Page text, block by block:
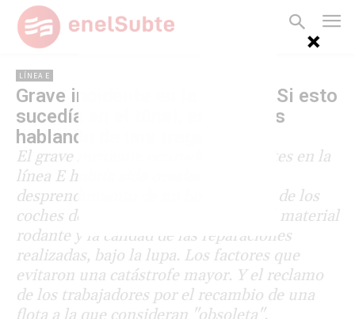
LÍNEA E
Grave incidente en la línea E: “Si esto
sucedía en el túnel, estaríamos
hablando de una tragedia”
El grave incidente ocurrido este martes en la
línea E habría sido ocasionado por el
desprendimiento de un bogie de uno de los
coches de la formación. El estado del material
rodante y la calidad de las reparaciones
realizadas, bajo la lupa. Los factores que
evitaron una catástrofe mayor. Y el reclamo
de los trabajadores por el recambio de una